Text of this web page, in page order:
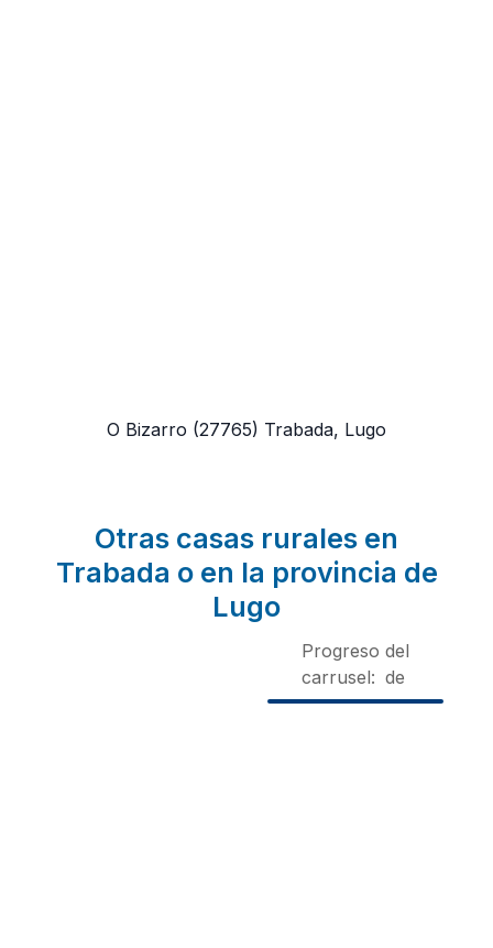
O Bizarro (27765) Trabada, Lugo
Otras casas rurales en
Trabada o en la provincia de
Lugo
Progreso del
carrusel: de